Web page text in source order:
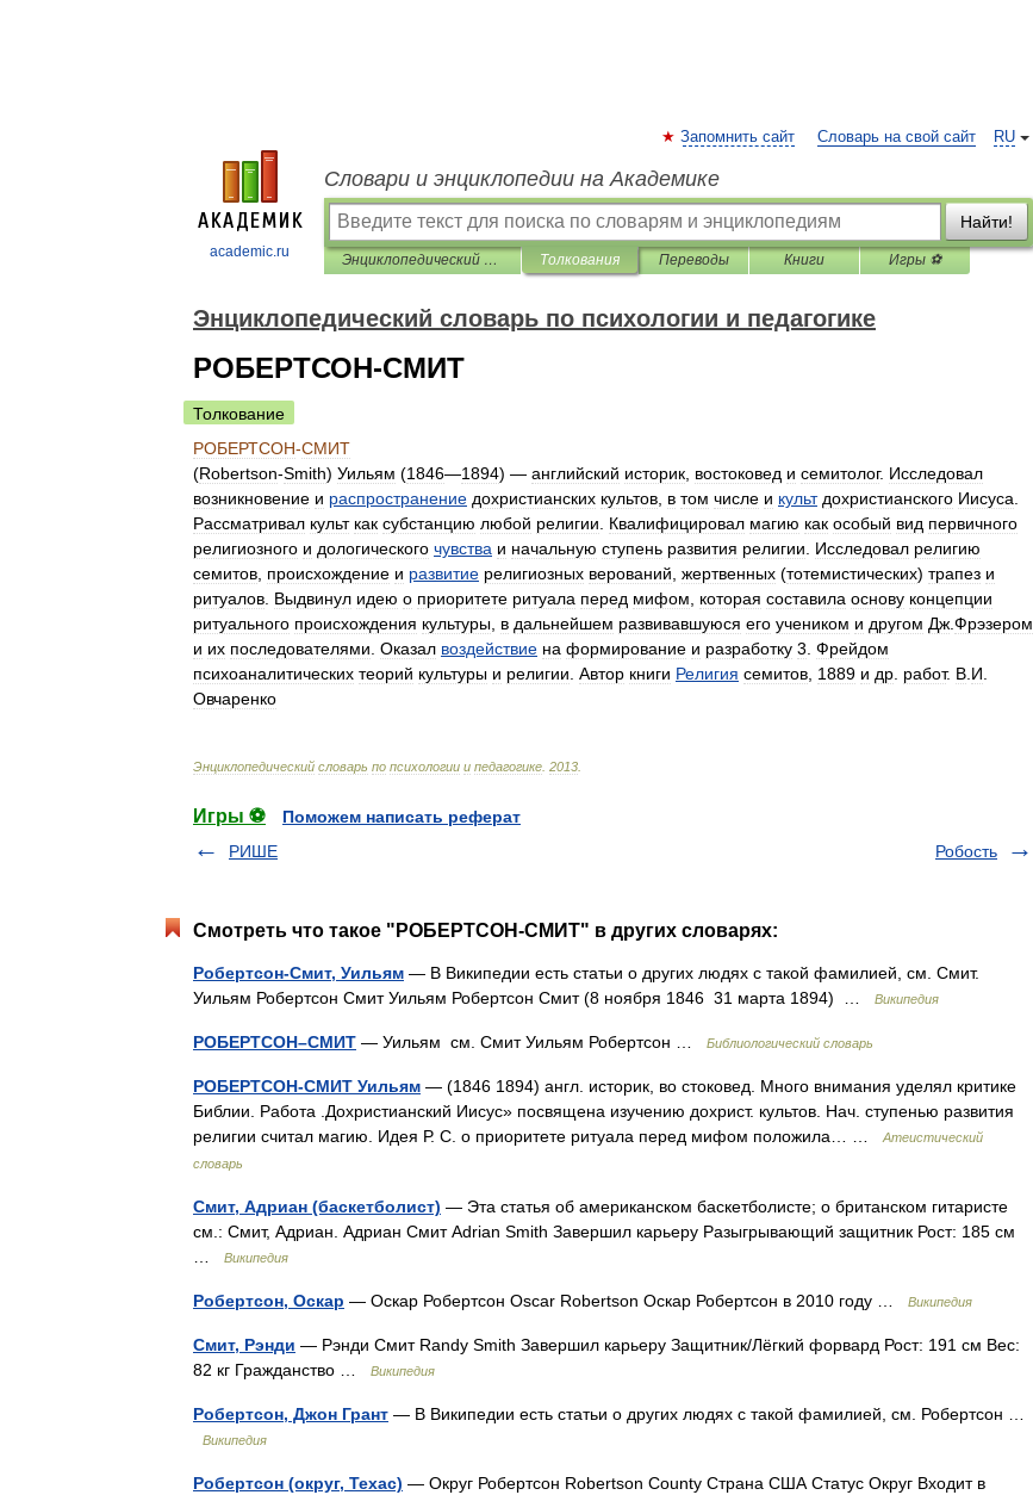
academic.ru
RU
Запомнить сайт Словарь на свой сайт
Словари и энциклопедии на Академике
Найти!
Энциклопедический словарь по психологии и педагогике Толкования Переводы Книги Игры ⚽
Энциклопедический словарь по психологии и педагогике
РОБЕРТСОН-СМИТ
Толкование
РОБЕРТСОН-СМИТ
(Robertson-Smith) Уильям (1846—1894) — английский историк востоковед и семитолог. Исследовал
возникновение и распространение дохристианских культов в том числе и культ дохристианского Иисуса
Рассматривал культ как субстанцию любой религии Квалифицировал магию как особый вид первичного
религиозного и дологического чувства и начальную ступень развития религии Исследовал религию
семитов происхождение и развитие религиозных верований жертвенных (тотемистических) трапез и
ритуалов Выдвинул идею о приоритете ритуала перед мифом которая составила основу концепции
ритуального происхождения культуры в дальнейшем развивавшуюся его учеником и другом Дж Фрэзером
и их последователями Оказал воздействие на формирование и разработку 3 Фрейдом
психоаналитических теорий культуры и религии Автор книги Религия семитов 1889 и др работ. В И
Овчаренко
Энциклопедический словарь по психологии и педагогике 2013
Игры ⚽
Поможем написать реферат
РИШЕ
Робость
Смотреть что такое "РОБЕРТСОН-СМИТ" в других словарях:
Робертсон-Смит, Уильям — В Википедии есть статьи о других людях с такой фамилией, см. Смит.
Уильям Робертсон Смит Уильям Робертсон Смит (8 ноября 1846 31 марта 1894) …
Википедия
РОБЕРТСОН–СМИТ — Уильям см. Смит Уильям Робертсон … Библиологический словарь
РОБЕРТСОН-СМИТ Уильям — (1846 1894) англ. историк, во стоковед. Много внимания уделял критике
Библии. Работа .Дохристианский Иисус» посвящена изучению дохрист. культов. Нач. ступенью развития
религии считал магию. Идея Р. С. о приоритете ритуала перед мифом положила… …
Атеистический
словарь
Смит, Адриан (баскетболист) — Эта статья об американском баскетболисте; о британском гитаристе
см.: Смит, Адриан. Адриан Смит Adrian Smith Завершил карьеру Разыгрывающий защитник Рост: 185 см
Википедия
Робертсон, Оскар — Оскар Робертсон Oscar Robertson Оскар Робертсон в 2010 году … Википедия
Смит, Рэнди — Рэнди Смит Randy Smith Завершил карьеру Защитник/Лёгкий форвард Рост: 191 см Вес:
82 кг Гражданство …
Википедия
Робертсон, Джон Грант — В Википедии есть статьи о других людях с такой фамилией, см. Робертсон …
Википедия
Робертсон (округ, Техас) — Округ Робертсон Robertson County Страна США Статус Округ Входит в